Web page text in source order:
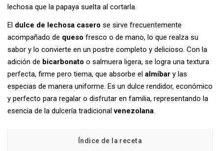
lechosa que la papaya suelta al cortarla.
El dulce de lechosa casero se sirve frecuentemente
acompañado de queso fresco o de mano, lo que realza su
sabor y lo convierte en un postre completo y delicioso. Con la
adición de bicarbonato o salmuera ligera, se logra una textura
perfecta, firme pero tierna, que absorbe el almíbar y las
especias de manera uniforme. Es un dulce rendidor, económico
y perfecto para regalar o disfrutar en familia, representando la
esencia de la dulcería tradicionalvenezolana.
Índice de la receta